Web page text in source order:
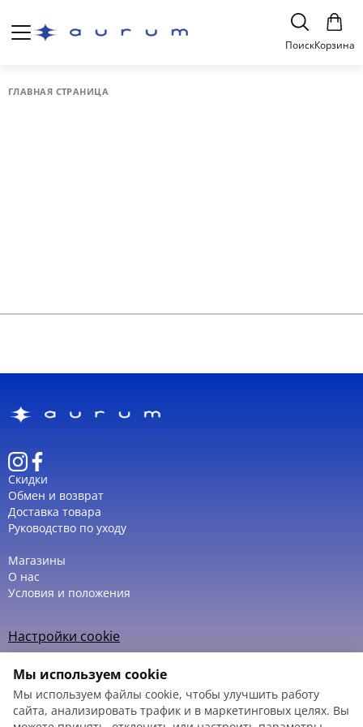
ПоискКорзина
ГЛАВНАЯ СТРАНИЦА
Скидки
Обмен и возврат
Доставка товара
Руководство по уходу
Магазины
О нас
Условия и положения
Настройки cookie
Мы используем cookie
Мы используем файлы cookie, чтобы улучшить работу
сайта, анализировать трафик и в маркетинговых целях. Вы